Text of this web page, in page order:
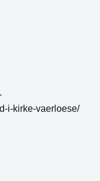
i-kirke-vaerloese/